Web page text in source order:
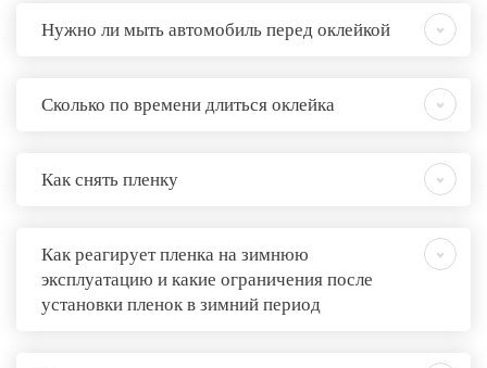
Нужно ли мыть автомобиль перед оклейкой
Сколько по времени длиться оклейка
Как снять пленку
Как реагирует пленка на зимнюю
эксплуатацию и какие ограничения после
установки пленок в зимний период